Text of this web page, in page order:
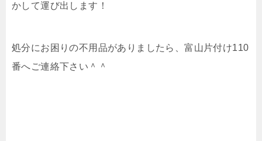
かして運び出します！
処分にお困りの不用品がありましたら、富山片付け110
番へご連絡下さい＾＾